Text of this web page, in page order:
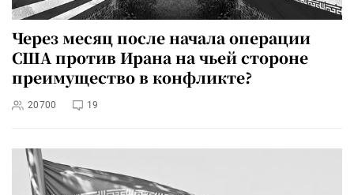
Через месяц после начала операции
США против Ирана на чьей стороне
преимущество в конфликте?
20700 19